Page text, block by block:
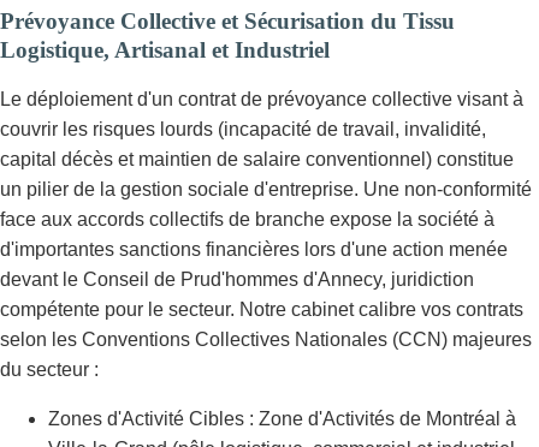
Prévoyance Collective et Sécurisation du Tissu
Logistique, Artisanal et Industriel
Le déploiement d'un contrat de prévoyance collective visant à
couvrir les risques lourds (incapacité de travail, invalidité,
capital décès et maintien de salaire conventionnel) constitue
un pilier de la gestion sociale d'entreprise. Une non-conformité
face aux accords collectifs de branche expose la société à
d'importantes sanctions financières lors d'une action menée
devant le Conseil de Prud'hommes d'Annecy, juridiction
compétente pour le secteur. Notre cabinet calibre vos contrats
selon les Conventions Collectives Nationales (CCN) majeures
du secteur :
Zones d'Activité Cibles : Zone d'Activités de Montréal à